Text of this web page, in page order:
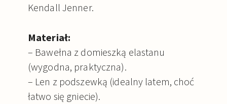
Kendall Jenner.
Materiał:
– Bawełna z domieszką elastanu
(wygodna, praktyczna).
– Len z podszewką (idealny latem, choć
łatwo się gniecie).